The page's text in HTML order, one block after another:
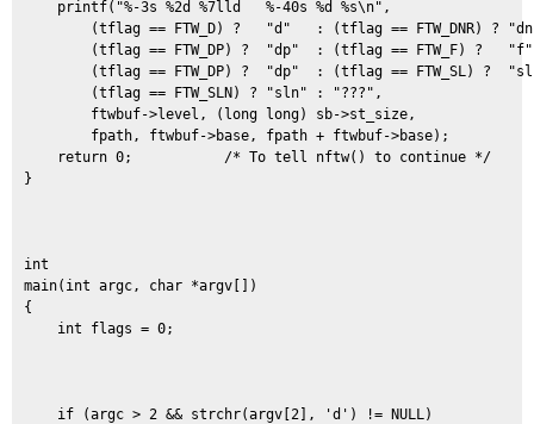
    printf("%-3s %2d %7lld   %-40s %d %s\n",
(tflag == FTW_D) ?   "d"   : (tflag == FTW_DNR) ?
(tflag == FTW_DP) ?  "dp"  : (tflag == FTW_F) ?
(tflag == FTW_DP) ?  "dp"  : (tflag == FTW_SL) ?
        (tflag == FTW_SLN) ? "sln" : "???",
        ftwbuf->level, (long long) sb->st_size,
        fpath, ftwbuf->base, fpath + ftwbuf->base);
    return 0;           /* To tell nftw() to continue */
}
int
main(int argc, char *argv[])
{
    int flags = 0;
    if (argc > 2 && strchr(argv[2], 'd') != NULL)